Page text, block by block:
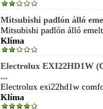
Mitsubishi padlón álló
Mitsubishi padlón álló
Klíma
Electrolux EXI22HD1W
...
Electrolux exi22hd1w
Klíma